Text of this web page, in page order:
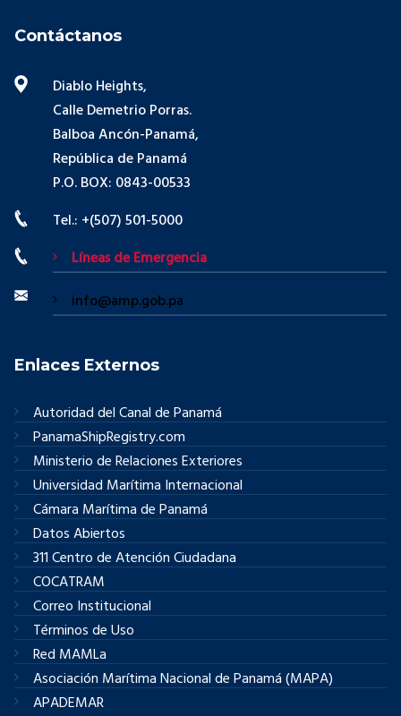
Contáctanos
Diablo Heights,
Calle Demetrio Porras.
Balboa Ancón-Panamá,
República de Panamá
P.O. BOX: 0843-00533
Tel.: +(507) 501-5000
Líneas de Emergencia
info@amp.gob.pa
Enlaces Externos
Autoridad del Canal de Panamá
PanamaShipRegistry.com
Ministerio de Relaciones Exteriores
Universidad Marítima Internacional
Cámara Marítima de Panamá
Datos Abiertos
311 Centro de Atención Ciudadana
COCATRAM
Correo Institucional
Términos de Uso
Red MAMLa
Asociación Marítima Nacional de Panamá (MAPA)
APADEMAR